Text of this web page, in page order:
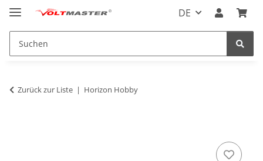
DE
Zurück zur Liste Horizon Hobby